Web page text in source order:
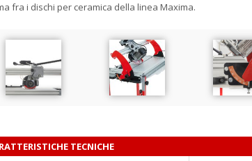
fra i dischi per ceramica della linea Maxima.
TECNICHE